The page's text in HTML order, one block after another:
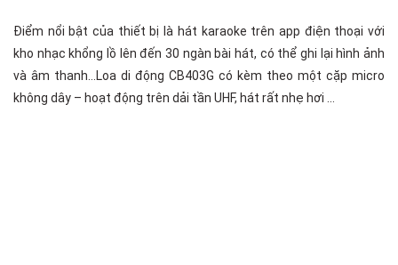
Điểm nổi bật của thiết bị là hát karaoke trên app điện thoại với
kho nhạc khổng lồ lên đến 30 ngàn bài hát, có thể ghi lại hình ảnh
và âm thanh…Loa di động CB403G có kèm theo một cặp micro
không dây – hoạt động trên dải tần UHF, hát rất nhẹ hơi …